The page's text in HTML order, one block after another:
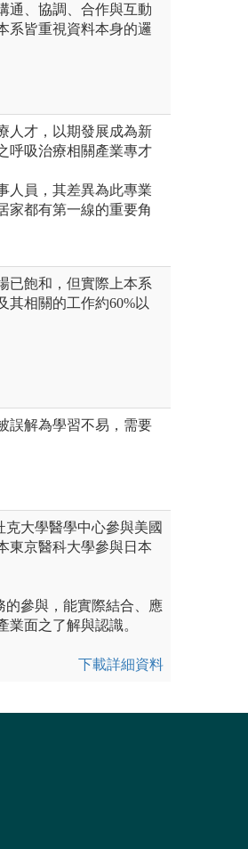
通、協調、合作與互動
系皆重視資料本身的邏
人才，以期發展成為新
呼吸治療相關產業專才
人員，其差異為此專業
家都有第一線的重要角
已飽和，但實際上本系
其相關的工作約60%以
誤解為學習不易，需要
大學醫學中心參與美國
東京醫科大學參與日本
的參與，能實際結合、應
面之了解與認識。
下載詳細資料